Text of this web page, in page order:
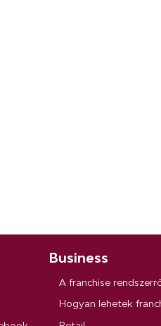
Business
A franchise
Hogyan lehetek